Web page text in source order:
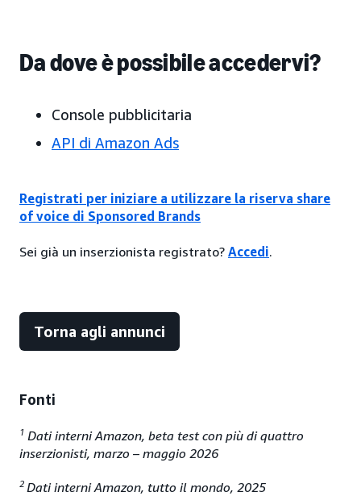
Da dove è possibile accedervi?
Console pubblicitaria
API di Amazon Ads
Registrati per iniziare a utilizzare la riserva share
of voice di Sponsored Brands
Sei già un inserzionista registrato? Accedi.
Torna agli annunci
Fonti
1 Dati interni Amazon, beta test con più di quattro
inserzionisti, marzo – maggio 2026
2 Dati interni Amazon, tutto il mondo, 2025